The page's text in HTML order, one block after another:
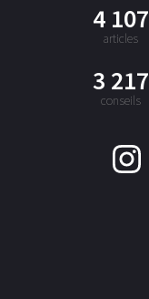
4 107
articles
3 217
conseils